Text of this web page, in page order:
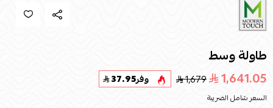
طاولة وسط
1,641.05
1,679 وفر37.95
السعر شامل الضريبة